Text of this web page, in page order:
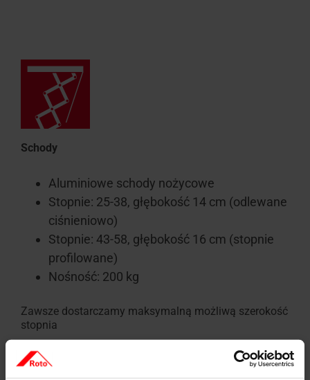
Schody
Aluminiowe schody nożycowe
Stopnie: 25-38, głębokość 14 cm (odlewane
ciśnieniowo)
Stopnie: 43-58, głębokość 16 cm (stopnie
profilowane)
Nośność: 200 kg
Zawsze dostarczamy maksymalną możliwą szerokość
stopnia